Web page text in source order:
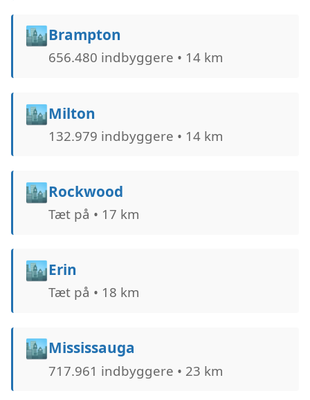
🏙️Brampton
656.480 indbyggere • 14 km
🏙️Milton
132.979 indbyggere • 14 km
🏙️Rockwood
Tæt på • 17 km
🏙️Erin
Tæt på • 18 km
🏙️Mississauga
717.961 indbyggere • 23 km